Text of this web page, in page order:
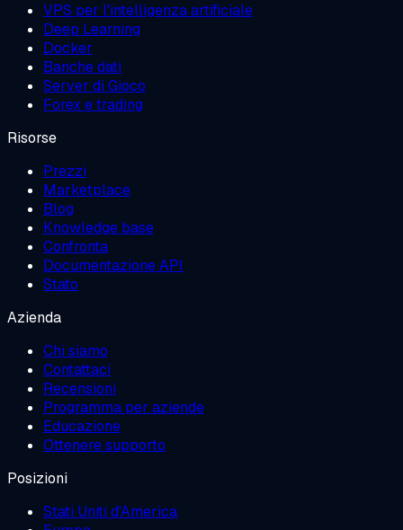
VPS per l'intelligenza artificiale
Deep Learning
Docker
Banche dati
Server di Gioco
Forex e trading
Risorse
Prezzi
Marketplace
Blog
Knowledge base
Confronta
Documentazione API
Stato
Azienda
Chi siamo
Contattaci
Recensioni
Programma per aziende
Educazione
Ottenere supporto
Posizioni
Stati Uniti d'America